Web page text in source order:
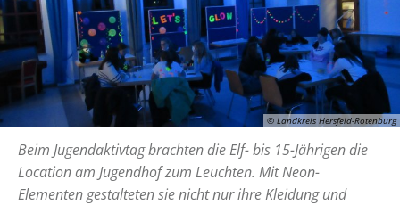
© Landkreis Hersfeld-Rotenburg
Beim Jugendaktivtag brachten die Elf- bis 15-Jährigen die
Location am Jugendhof zum Leuchten. Mit Neon-
Elementen gestalteten sie nicht nur ihre Kleidung und